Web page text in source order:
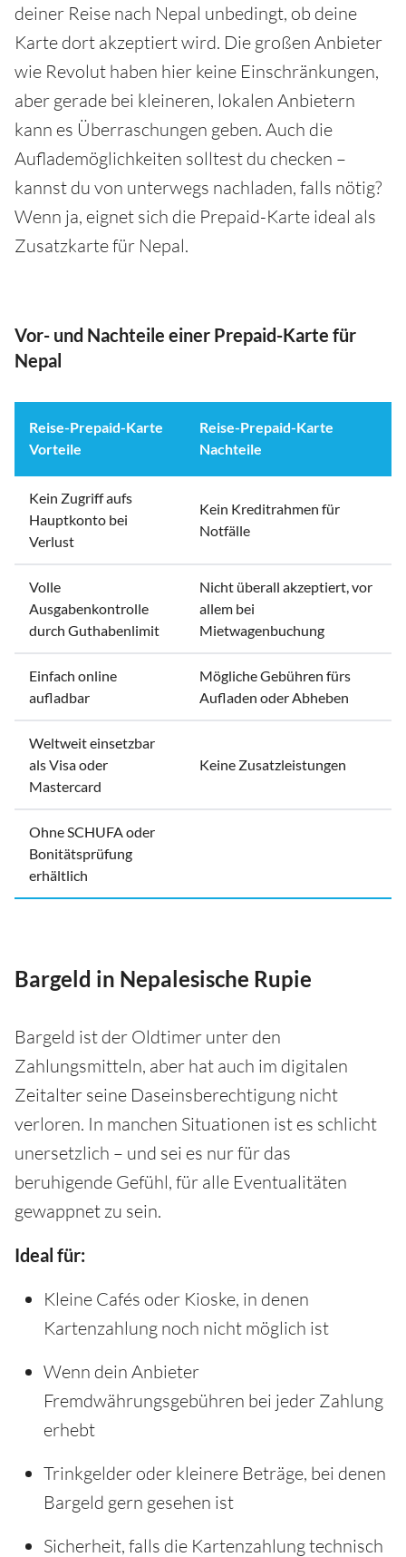
deiner Reise nach Nepal unbedingt, ob deine
Karte dort akzeptiert wird. Die großen Anbieter
wie Revolut haben hier keine Einschränkungen,
aber gerade bei kleineren, lokalen Anbietern
kann es Überraschungen geben. Auch die
Auflademöglichkeiten solltest du checken –
kannst du von unterwegs nachladen, falls nötig?
Wenn ja, eignet sich die Prepaid-Karte ideal als
Zusatzkarte für Nepal.
Vor- und Nachteile einer Prepaid-Karte für
Nepal
Reise-Prepaid-Karte
Vorteile
Reise-Prepaid-Karte
Nachteile
Kein Zugriff aufs
Hauptkonto bei
Verlust
Kein Kreditrahmen für
Notfälle
Volle
Ausgabenkontrolle
durch Guthabenlimit
Nicht überall akzeptiert, vor
allem bei
Mietwagenbuchung
Einfach online
aufladbar
Mögliche Gebühren fürs
Aufladen oder Abheben
Weltweit einsetzbar
als Visa oder
Mastercard
Keine Zusatzleistungen
Ohne SCHUFA oder
Bonitätsprüfung
erhältlich
Bargeld in Nepalesische Rupie
Bargeld ist der Oldtimer unter den
Zahlungsmitteln, aber hat auch im digitalen
Zeitalter seine Daseinsberechtigung nicht
verloren. In manchen Situationen ist es schlicht
unersetzlich – und sei es nur für das
beruhigende Gefühl, für alle Eventualitäten
gewappnet zu sein.
Ideal für:
Kleine Cafés oder Kioske, in denen
Kartenzahlung noch nicht möglich ist
Wenn dein Anbieter
Fremdwährungsgebühren bei jeder Zahlung
erhebt
Trinkgelder oder kleinere Beträge, bei denen
Bargeld gern gesehen ist
Sicherheit, falls die Kartenzahlung technisch